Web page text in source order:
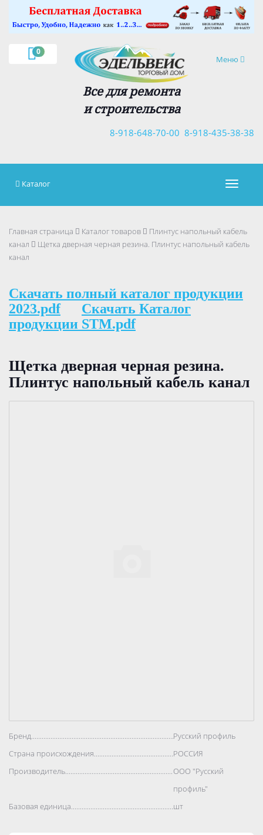
0
Навигация
Меню
Все для ремонта
и строительства
8-918-435-38-38
8-918-648-70-00
×
Каталог
Главная страница Каталог товаров
Плинтус напольный кабель
канал
Щетка дверная черная резина. Плинтус напольный кабель
канал
Скачать полный каталог продукции
2023.pdf
Скачать Каталог
продукции STM.pdf
Щетка дверная черная резина.
Плинтус напольный кабель канал
Бренд..................................................................................Русский профиль
Страна происхождения..................................................................................
РОССИЯ
Производитель..................................................................................
ООО "Русский
профиль"
Базовая единица..................................................................................
шт